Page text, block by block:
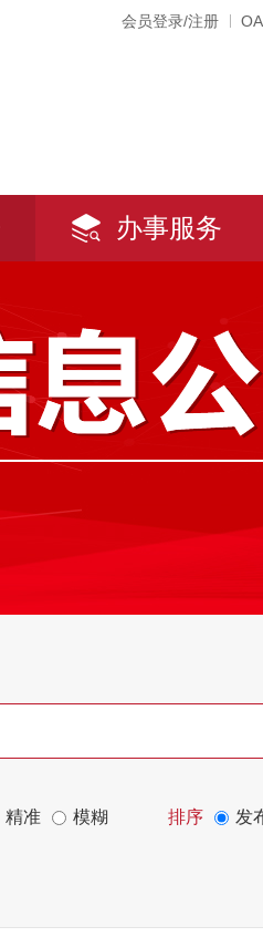
会员登录/注册
办事服务
精准 模糊 排序 发